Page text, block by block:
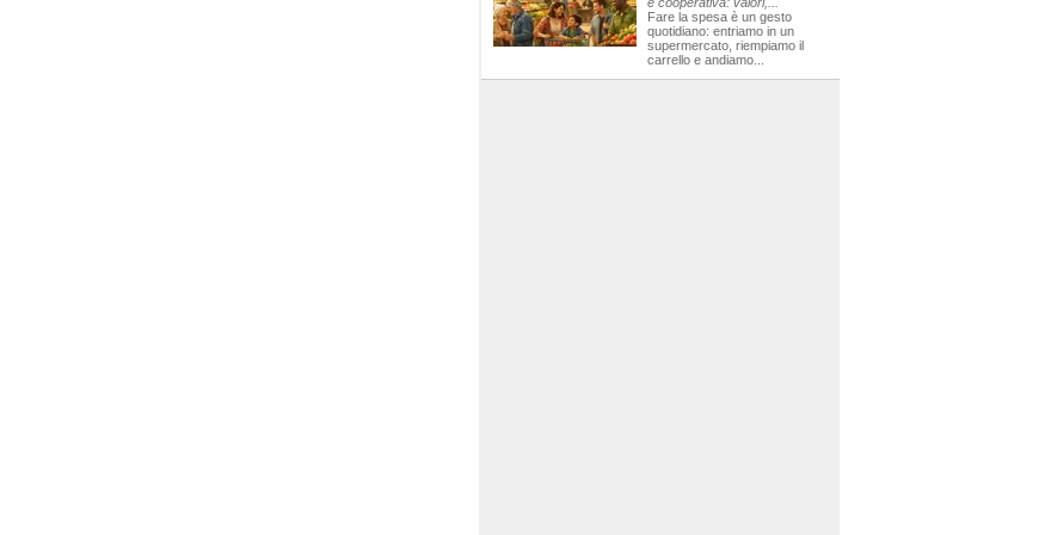
Fare la spesa è un gesto
quotidiano: entriamo in un
supermercato, riempiamo il
carrello e andiamo...